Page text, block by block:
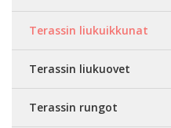
Terassin liukuikkunat
Terassin liukuovet
Terassin rungot